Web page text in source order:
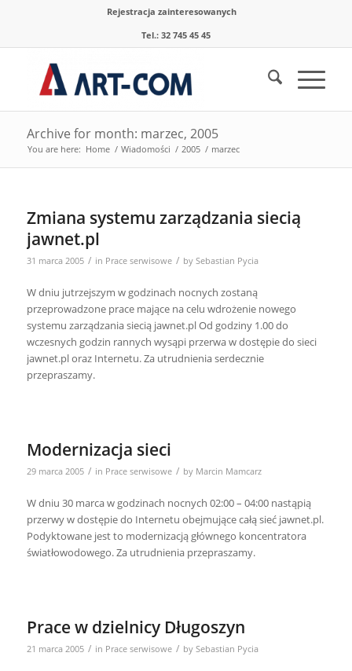
Rejestracja zainteresowanych
Tel.: 32 745 45 45
Archive for month: marzec, 2005
You are here: Home / Wiadomości / 2005 / marzec
Zmiana systemu zarządzania siecią
jawnet.pl
31 marca 2005 / in Prace serwisowe / by Sebastian Pycia
W dniu jutrzejszym w godzinach nocnych zostaną
przeprowadzone prace mające na celu wdrożenie nowego
systemu zarządzania siecią jawnet.pl Od godziny 1.00 do
wczesnych godzin rannych wysąpi przerwa w dostępie do sieci
jawnet.pl oraz Internetu. Za utrudnienia serdecznie
przepraszamy.
Modernizacja sieci
29 marca 2005 / in Prace serwisowe / by Marcin Mamcarz
W dniu 30 marca w godzinach nocnych 02:00 – 04:00 nastąpią
przerwy w dostępie do Internetu obejmujące całą sieć jawnet.pl.
Podyktowane jest to modernizacją głównego koncentratora
światłowodowego. Za utrudnienia przepraszamy.
Prace w dzielnicy Długoszyn
21 marca 2005 / in Prace serwisowe / by Sebastian Pycia